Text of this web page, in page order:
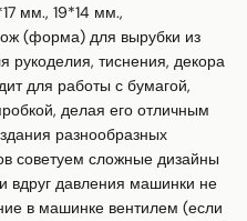
мм., 19*14 мм.,
(форма) для вырубки из
рукоделия, тиснения, декора
для работы с бумагой,
делая его отличным
разнообразных
советуем сложные дизайны
вдруг давления машинки не
в машинке вентилем (если